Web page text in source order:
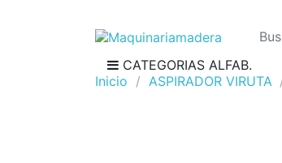
CATEGORIAS ALFAB.
Inicio
ASPIRADOR VIRUTA